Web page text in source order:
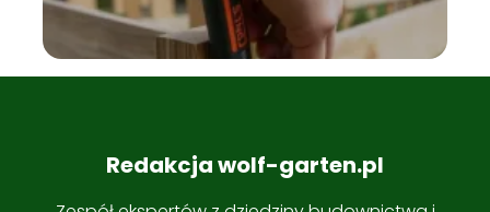
Redakcja wolf-garten.pl